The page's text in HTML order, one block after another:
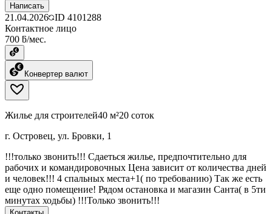
Написать
21.04.2026 ID 4101288
Контактное лицо
700 ƃ/мес.
Конвертер валют
Жилье для строителей40 м²20 соток
г. Островец, ул. Бровки, 1
!!!только звонить!!! Сдаеться жилье, предпочтительно для
рабочих и командировочных Цена зависит от количества дней
и человек!!! 4 спальных места+1( по требованию) Так же есть
еще одно помещение! Рядом остановка и магазин Санта( в 5ти
минутах ходьбы) !!!Только звонить!!!
Контакты